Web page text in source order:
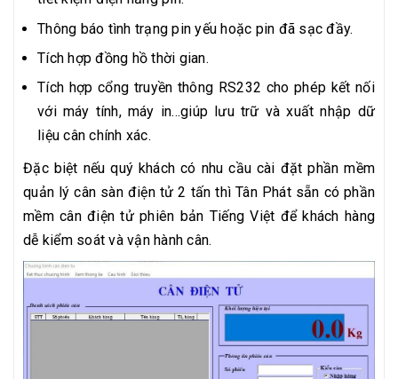
Thông báo tình trạng pin yếu hoặc pin đã sạc đầy.
Tích hợp đồng hồ thời gian.
Tích hợp cổng truyền thông RS232 cho phép kết nối
với máy tính, máy in...giúp lưu trữ và xuất nhập dữ
liệu cân chính xác.
Đặc biệt nếu quý khách có nhu cầu cài đặt phần mềm
quản lý cân sàn điện tử 2 tấn thì Tân Phát sẵn có phần
mềm cân điện tử phiên bản Tiếng Việt để khách hàng
dễ kiểm soát và vận hành cân.